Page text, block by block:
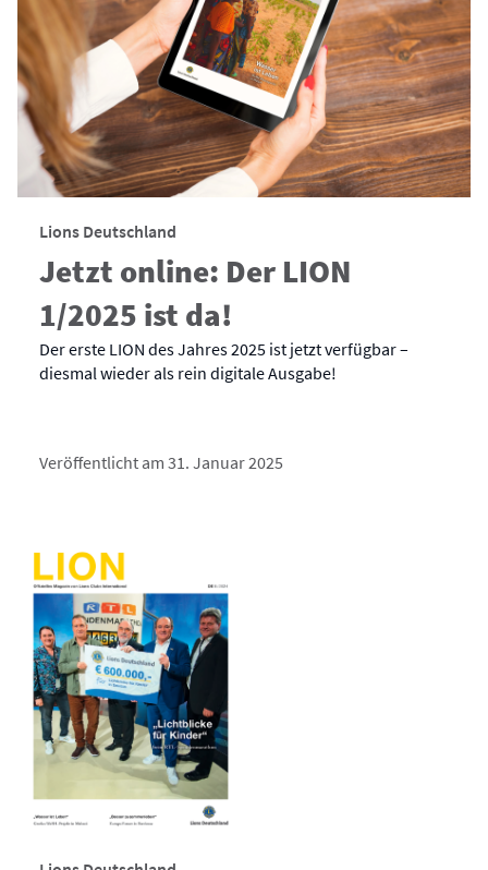
Lions Deutschland
Jetzt online: Der LION
1/2025 ist da!
Der erste LION des Jahres 2025 ist jetzt verfügbar –
diesmal wieder als rein digitale Ausgabe!
Veröffentlicht am 31. Januar 2025